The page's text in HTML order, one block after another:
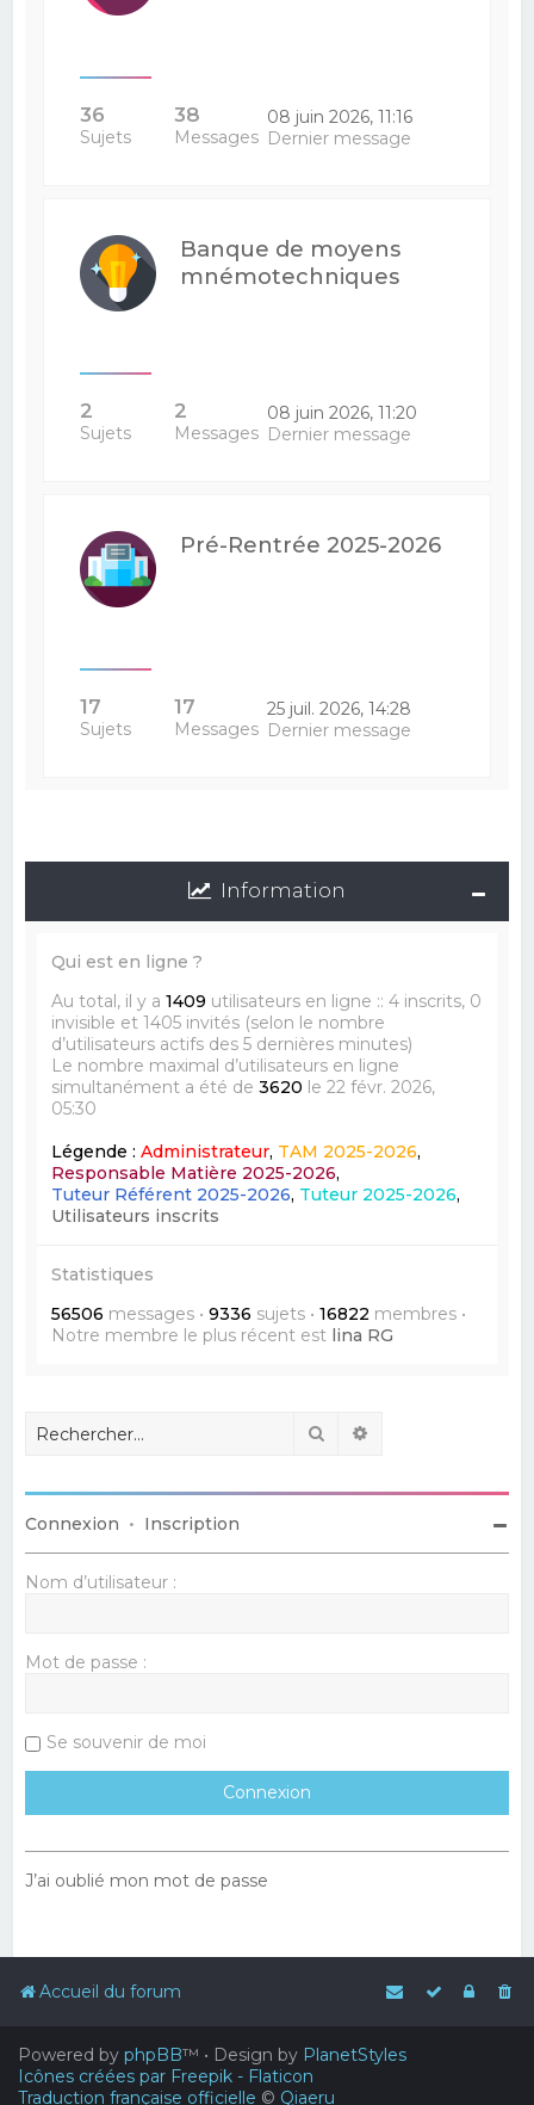
36
Sujets
38
Messages
08 juin 2026, 11:16
Dernier message
Banque de moyens
mnémotechniques
2
Sujets
2
Messages
08 juin 2026, 11:20
Dernier message
Pré-Rentrée 2025-2026
17
Sujets
17
Messages
25 juil. 2026, 14:28
Dernier message
Information
Qui est en ligne ?
Au total, il y a1409 utilisateurs en ligne :: 4 inscrits, 0
invisible et 1405 invités (selon le nombre
d’utilisateurs actifs des 5 dernières minutes)
Le nombre maximal d’utilisateurs en ligne
simultanément a été de3620 le 22 févr. 2026,
05:30
Légende :Administrateur, TAM 2025-2026,
Responsable Matière 2025-2026,
Tuteur Référent 2025-2026, Tuteur 2025-2026,
Utilisateurs inscrits
Statistiques
56506 messages •9336 sujets •16822 membres •
Notre membre le plus récent est lina RG
Rechercher
Connexion • Inscription
Nom d’utilisateur :
Mot de passe :
Se souvenir de moi
J’ai oublié mon mot de passe
Accueil du forum
Powered by phpBB™ • Design by PlanetStyles
Icônes créées par Freepik - Flaticon
Traduction française officielle © Qiaeru